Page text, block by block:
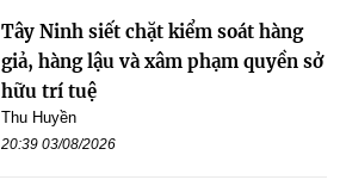
Tây Ninh siết chặt kiểm soát hàng
giả, hàng lậu và xâm phạm quyền sở
hữu trí tuệ
Thu Huyền
20:39 03/08/2026